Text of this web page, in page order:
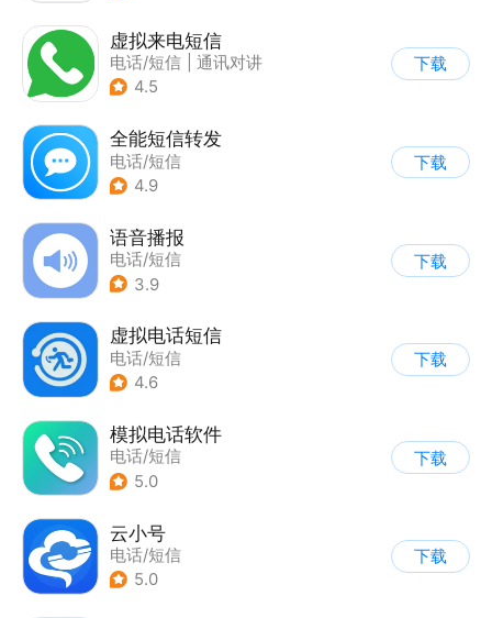
虚拟来电短信
电话/短信
通讯对讲
4.5
下载
全能短信转发
电话/短信
4.9
下载
语音播报
电话/短信
3.9
下载
虚拟电话短信
电话/短信
4.6
下载
模拟电话软件
电话/短信
5.0
下载
云小号
电话/短信
5.0
下载